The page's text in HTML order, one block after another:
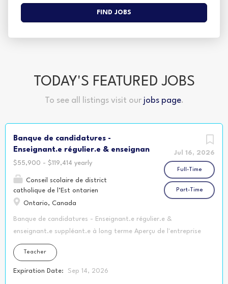
Find
FIND JOBS
TODAY'S FEATURED JOBS
To see all listings visit our jobs page.
Jul 16, 2026
Full-Time
Part-Time
Banque de candidatures -
Enseignant.e régulier.e & enseignan
$55,900 - $119,414 yearly
Conseil scolaire de district
catholique de l’Est ontarien
Ontario, Canada
Banque de candidatures - Enseignant.e régulier.e &
enseignant.e suppléant.e à long terme Aperçu de l'entreprise
Avec plus de 11 000 élèves répartis dans 25 écoles
élémentaires et 7 écoles secondaires, le Conseil scolaire de
district catholique de l’Est ontarien (CSDCEO) est le plus
Teacher
Expiration Date: Sep 14, 2026